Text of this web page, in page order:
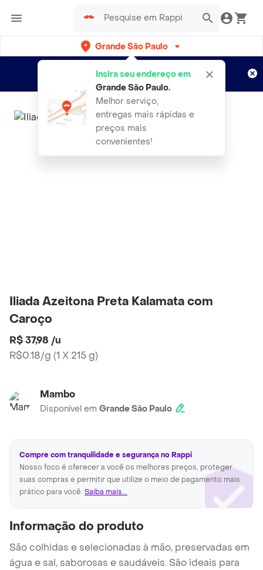
Grande São Paulo
Insira seu endereço em
Grande São Paulo.
Melhor serviço,
entregas mais rápidas e
preços mais
convenientes!
Entregas grátis por 15 dias!
Aplicam T&C
Iliada Azeitona Preta Kalamata com
Caroço
R$ 37,98 /u
R$0.18/g (1 X 215 g)
Mambo
Disponível em Grande São Paulo
Compre com tranquilidade e segurança no Rappi
Nosso foco é oferecer a você os melhores preços, proteger
suas compras e permitir que utilize o meio de pagamento mais
prático para você. Saiba mais...
Informação do produto
São colhidas e selecionadas à mão, preservadas em
água e sal, saborosas e saudáveis. São ideais para